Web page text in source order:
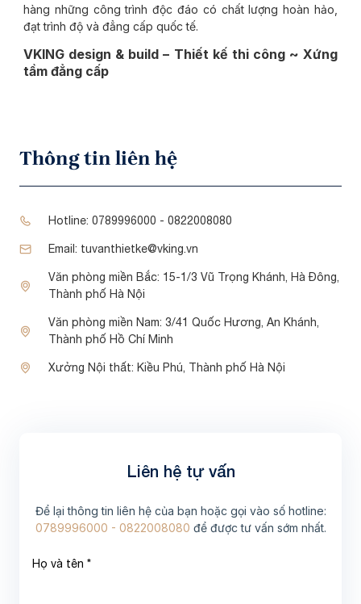
hàng những công trình độc đáo có chất lượng hoàn hảo,
đạt trình độ và đẳng cấp quốc tế.
VKING design & build – Thiết kế thi công ~ Xứng
tầm đẳng cấp
Thông tin liên hệ
Hotline: 0789996000 - 0822008080
Email: tuvanthietke@vking.vn
Văn phòng miền Bắc: 15-1/3 Vũ Trọng Khánh, Hà Đông,
Thành phố Hà Nội
Văn phòng miền Nam: 3/41 Quốc Hương, An Khánh,
Thành phố Hồ Chí Minh
Xưởng Nội thất: Kiều Phú, Thành phố Hà Nội
Liên hệ tự vấn
Để lại thông tin liên hệ của bạn hoặc gọi vào số hotline:
0789996000 - 0822008080 để được tư vấn sớm nhất.
Họ và tên *